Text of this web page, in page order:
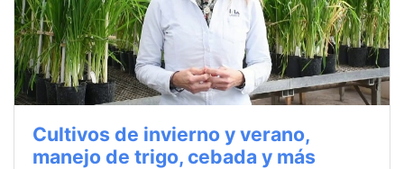
Cultivos de invierno y verano,
manejo de trigo, cebada y más